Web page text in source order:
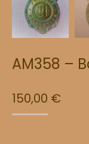
AM358 –
150,00 €